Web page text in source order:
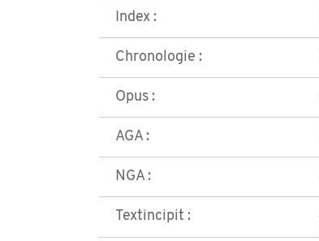
Index :
Chronologie :
Opus :
AGA :
NGA :
Textincipit :